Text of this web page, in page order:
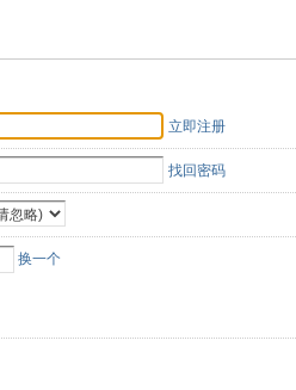
立即注册
找回密码
换一个